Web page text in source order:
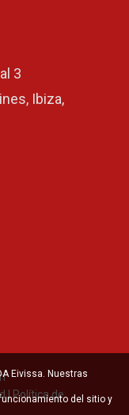
3
Ibiza,
|Política de
Eivissa. Nuestras
del sitio y